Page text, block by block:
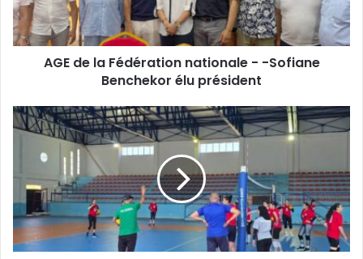
-
Sofiane
Benchekor
AGE de la Fédération nationale - -Sofiane
Benchekor élu président
La
sélection
préparation
à
Oran